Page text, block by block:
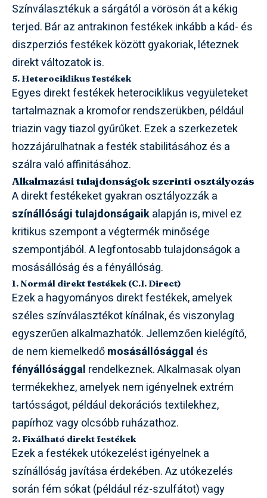
Színválasztékuk a sárgától a vörösön át a kékig
terjed. Bár az antrakinon festékek inkább a kád- és
diszperziós festékek között gyakoriak, léteznek
direkt változatok is.
5. Heterociklikus festékek
Egyes direkt festékek heterociklikus vegyületeket
tartalmaznak a kromofor rendszerükben, például
triazin vagy tiazol gyűrűket. Ezek a szerkezetek
hozzájárulhatnak a festék stabilitásához és a
szálra való affinitásához.
Alkalmazási tulajdonságok szerinti osztályozás
A direkt festékeket gyakran osztályozzák a
színállósági tulajdonságaikalapján is, mivel ez
kritikus szempont a végtermék minősége
szempontjából. A legfontosabb tulajdonságok a
mosásállóság és a fényállóság.
1. Normál direkt festékek (C.I. Direct)
Ezek a hagyományos direkt festékek, amelyek
széles színválasztékot kínálnak, és viszonylag
egyszerűen alkalmazhatók. Jellemzően kielégítő,
de nem kiemelkedőmosásállósággal és
fényállósággal rendelkeznek. Alkalmasak olyan
termékekhez, amelyek nem igényelnek extrém
tartósságot, például dekorációs textilekhez,
papírhoz vagy olcsóbb ruházathoz.
2. Fixálható direkt festékek
Ezek a festékek utókezelést igényelnek a
színállóság javítása érdekében. Az utókezelés
során fém sókat (például réz-szulfátot) vagy